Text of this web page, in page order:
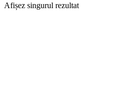
Afișez singurul rezultat